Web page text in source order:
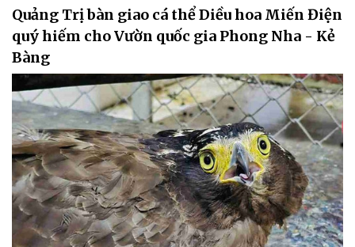
Quảng Trị bàn giao cá thể Diều hoa Miến Điện
quý hiếm cho Vườn quốc gia Phong Nha - Kẻ
Bàng